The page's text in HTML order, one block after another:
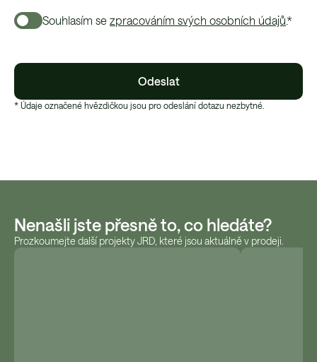
Souhlasím se zpracováním svých osobních údajů.*
Odeslat
* Údaje označené hvězdičkou jsou pro odeslání dotazu nezbytné.
Nenašli jste přesně to, co hledáte?
Prozkoumejte další projekty JRD, které jsou aktuálně v prodeji.